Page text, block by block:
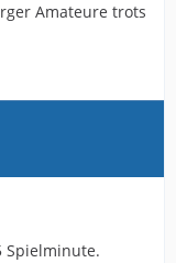
Amateure trots
Spielminute.